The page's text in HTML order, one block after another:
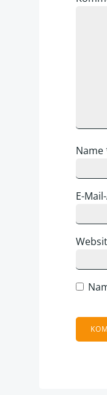
Name
E-